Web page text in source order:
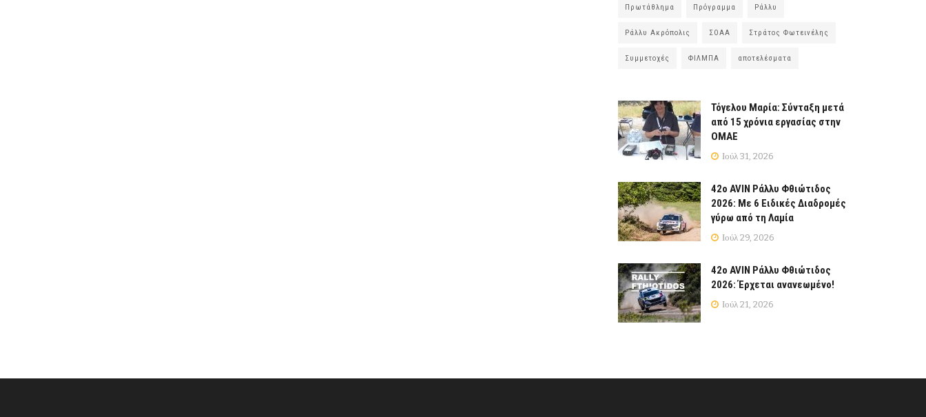
Πρωτάθλημα Πρόγραμμα Ράλλυ
Ράλλυ Ακρόπολις ΣΟΑΑ Στράτος Φωτεινέλης
Συμμετοχές ΦΙΛΜΠΑ αποτελέσματα
Τόγελου Μαρία: Σύνταξη μετά
από 15 χρόνια εργασίας στην
ΟΜΑΕ
Ιούλ 31, 2026
42ο AVIN Ράλλυ Φθιώτιδος
2026: Με 6 Ειδικές Διαδρομές
γύρω από τη Λαμία
Ιούλ 29, 2026
42ο AVIN Ράλλυ Φθιώτιδος
2026: Έρχεται ανανεωμένο!
Ιούλ 21, 2026